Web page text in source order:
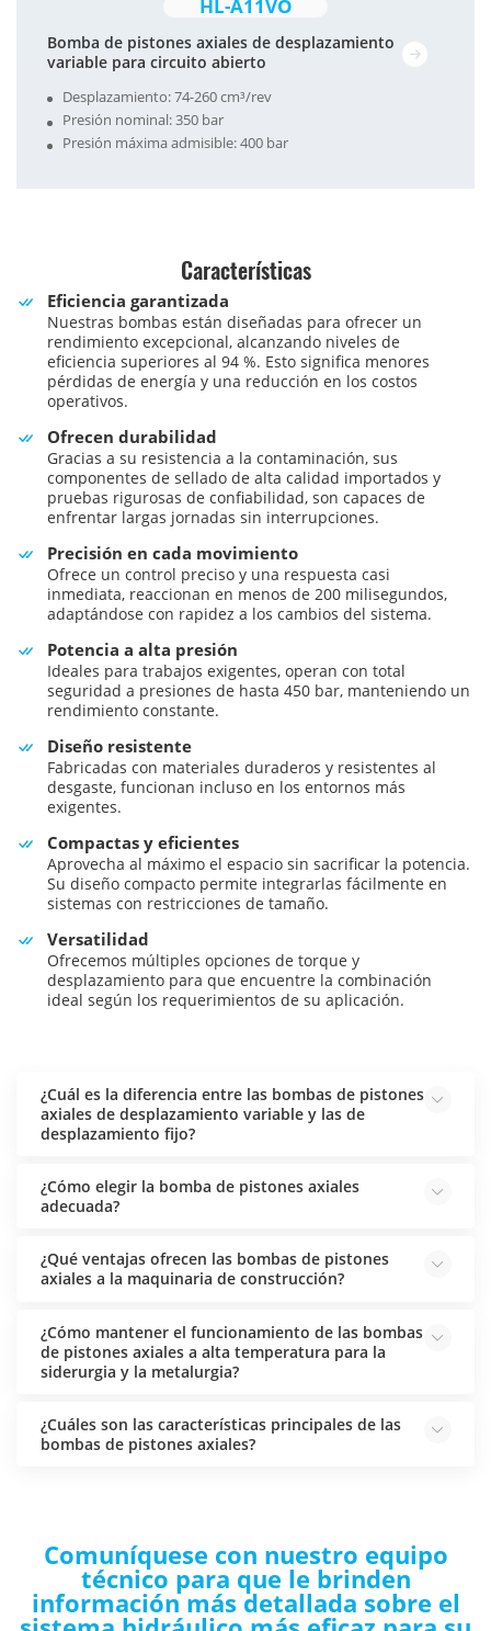
HL-A11VO
Bomba de pistones axiales de desplazamiento
variable para circuito abierto
Desplazamiento: 74-260 cm³/rev
Presión nominal: 350 bar
Presión máxima admisible: 400 bar
Características
Eficiencia garantizada
Nuestras bombas están diseñadas para ofrecer un
rendimiento excepcional, alcanzando niveles de
eficiencia superiores al 94 %. Esto significa menores
pérdidas de energía y una reducción en los costos
operativos.
Ofrecen durabilidad
Gracias a su resistencia a la contaminación, sus
componentes de sellado de alta calidad importados y
pruebas rigurosas de confiabilidad, son capaces de
enfrentar largas jornadas sin interrupciones.
Precisión en cada movimiento
Ofrece un control preciso y una respuesta casi
inmediata, reaccionan en menos de 200 milisegundos,
adaptándose con rapidez a los cambios del sistema.
Potencia a alta presión
Ideales para trabajos exigentes, operan con total
seguridad a presiones de hasta 450 bar, manteniendo un
rendimiento constante.
Diseño resistente
Fabricadas con materiales duraderos y resistentes al
desgaste, funcionan incluso en los entornos más
exigentes.
Compactas y eficientes
Aprovecha al máximo el espacio sin sacrificar la potencia.
Su diseño compacto permite integrarlas fácilmente en
sistemas con restricciones de tamaño.
Versatilidad
Ofrecemos múltiples opciones de torque y
desplazamiento para que encuentre la combinación
ideal según los requerimientos de su aplicación.
¿Cuál es la diferencia entre las bombas de pistones
axiales de desplazamiento variable y las de
desplazamiento fijo?
¿Cómo elegir la bomba de pistones axiales
adecuada?
¿Qué ventajas ofrecen las bombas de pistones
axiales a la maquinaria de construcción?
¿Cómo mantener el funcionamiento de las bombas
de pistones axiales a alta temperatura para la
siderurgia y la metalurgia?
¿Cuáles son las características principales de las
bombas de pistones axiales?
Comuníquese con nuestro equipo
técnico para que le brinden
información más detallada sobre el